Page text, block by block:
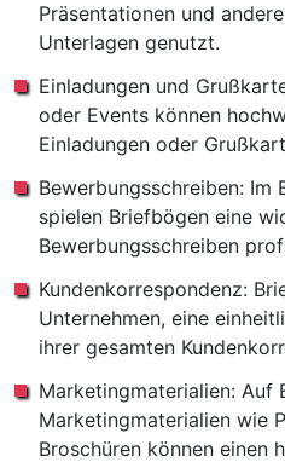
Präsentationen und
Unterlagen genutzt.
Einladungen und
oder Events können
Einladungen oder
Bewerbungsschreiben: Im
spielen Briefbögen eine
Bewerbungsschreiben
Kundenkorrespondenz:
Unternehmen, eine
ihrer gesamten
Marketingmaterialien: Auf
Marketingmaterialien wie
Broschüren können einen